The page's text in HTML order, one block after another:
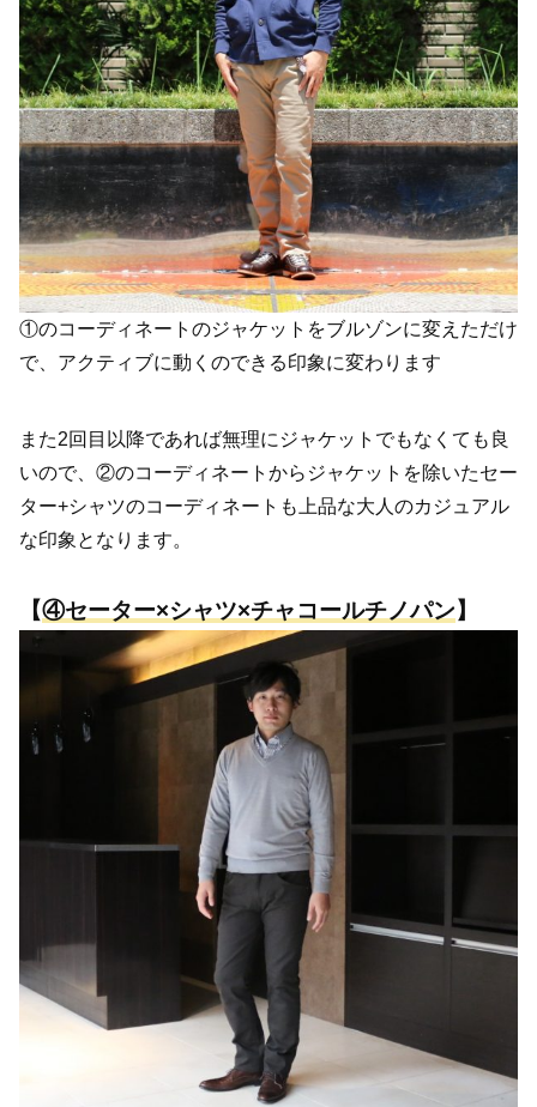
①のコーディネートのジャケットをブルゾンに変えただけ
で、アクティブに動くのできる印象に変わります
また2回目以降であれば無理にジャケットでもなくても良
いので、②のコーディネートからジャケットを除いたセー
ター+シャツのコーディネートも上品な大人のカジュアル
な印象となります。
【④セーター×シャツ×チャコールチノパン】